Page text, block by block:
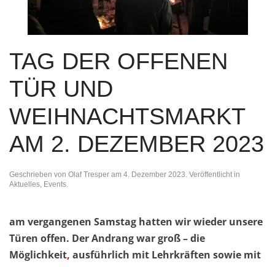
TAG DER OFFENEN
TÜR UND
WEIHNACHTSMARKT
AM 2. DEZEMBER 2023
Geschrieben von Olaf Tresper am 4. Dezember 2023. Veröffentlicht in
Aktuelles, Events.
am vergangenen Samstag hatten wir wieder unsere
Türen offen. Der Andrang war groß – die
Möglichkeit, ausführlich mit Lehrkräften sowie mit